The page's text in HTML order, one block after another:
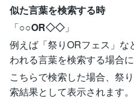
似た言葉を検索する時
「○○OR◇◇ 」
例えば「祭りORフェス」
われる言葉を検索する場合
こちらで検索した場合、祭
索結果として表示されます。